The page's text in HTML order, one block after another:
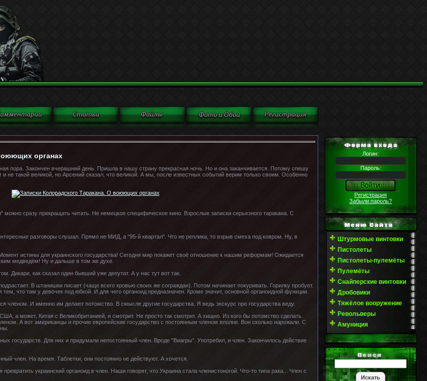
органах
пора. Закончен вчерашний день. Пришла в нашу страну прекрасная ночь. Но и она заканчивается. Потому спешу
не такой великой, но Арсений сказал, что великой. А мы, после известных событий верим только своим. Особенно
сразу прекращать читать. Не немецкое специфическое кино. Взрослые записки серьезного таракана. С
разговоры слушал. Прямо не МИД, а "95-й квартал". Что не реплика, то взрыв смеха под ковром. Ну, в
истины для украинского государства! Сегодня мир покажет своё отношение к нашим реформам! Ожидается
медведём! Ну и дальше в том же духе.
Дикари, как сказал один бывший уже депутат. А у нас тут вот так.
В штанишки писает (чаще всего кровью своих же сограждан). Потом начинает покуривать. Горилку пробует.
что там у девочек под юбкой. И для чего органоид предназначен. Кроме значит, основной органоидной функции.
членом. И именно им делают потомство. В смысле другие государства. Я ведь экскурс про государства веду.
а может, Китая с Великобританией, и смотрит. Не просто так смотрит. А хищно. Из кого бы потомство сделать.
А вот американцы и прочие европейские государство с постоянным членом вполне. Вон сколько нарожали. С
государств. Для них и придумали непостоянный член. Вроде "Виагры". Употребил, и член. Закончилось действие
член. На время. Таблетки, они постоянно не действуют. А хочется.
украинский органоид в член. Наши говорят, что Украина стала членистоногой. Что-то типа рака... Член с
Логин:
Пароль:
Регистрация
Забыли пароль?
Штурмовые винтовки
Пистолеты
Пистолеты-пулемёты
Пулемёты
Снайперские винтовки
Дробовики
Тяжёлое вооружение
Револьверы
Амуниция